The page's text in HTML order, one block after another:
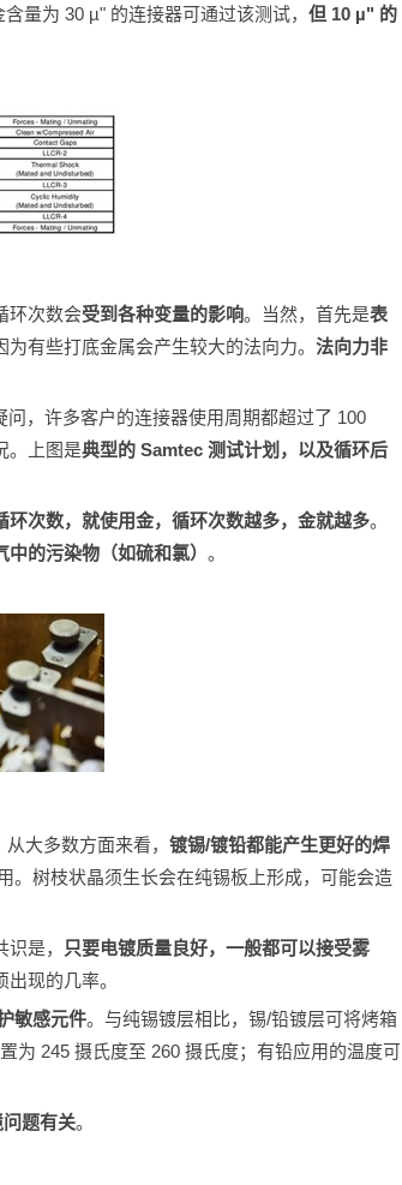
量为 30 µ" 的连接器可通过该测试， 但 10 µ" 的
环次数会受到各种变量的影响。当然，首先是表
为有些打底金属会产生较大的法向力。 法向力非
，许多客户的连接器使用周期都超过了 100
。上图是典型的 Samtec 测试计划，以及循环后
环次数，就使用金，循环次数越多，金就越多。
的污染物（如硫和氯） 。
大多数方面来看， 镀锡/镀铅都能产生更好的焊
。树枝状晶须生长会在纯锡板上形成，可能会造
是，
只要电镀质量良好，一般都可以接受雾
现的几率。
敏感元件。与纯锡镀层相比，锡/铅镀层可将烤箱
为 245 摄氏度至 260 摄氏度；有铅应用的温度可
题有关。